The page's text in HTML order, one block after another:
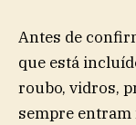
Antes de
que está
roubo, vidros,
sempre entram